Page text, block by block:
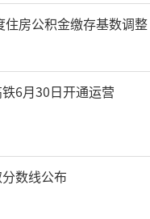
，白河县自古就有
泛，是土树种之一
住房公积金缴存基数调整
6月30日开通运营
数线公布